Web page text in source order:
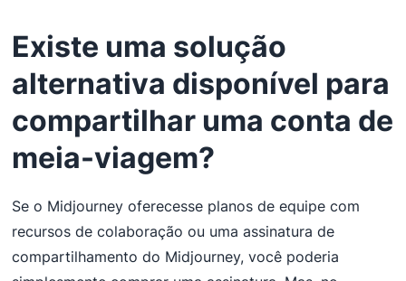
Existe uma solução
alternativa disponível para
compartilhar uma conta de
meia-viagem?
Se o Midjourney oferecesse planos de equipe com
recursos de colaboração ou uma assinatura de
compartilhamento do Midjourney, você poderia